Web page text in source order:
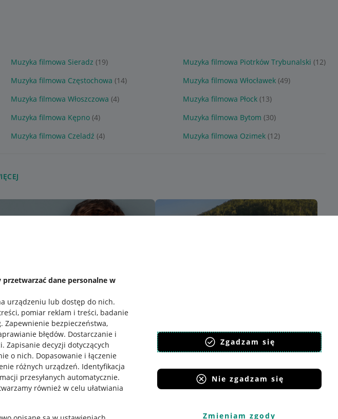
dane personalne w
urządzeniu lub dostęp do nich.
pomiar reklam i treści, badanie
. Zapewnienie bezpieczeństwa,
błędów. Dostarczanie i
. Zapisanie decyzji dotyczących
o nich. Dopasowanie i łączenie
różnych urządzeń. Identyfikacja
przesyłanych automatycznie.
również w celu ułatwiania
Zgadzam się
Nie zgadzam się
Zmieniam zgody
Muzyka filmowa Sieradz (19) Muzyka filmowa Piotrków Trybunalski (12)
Muzyka filmowa Częstochowa (14) Muzyka filmowa Włocławek (49)
Muzyka filmowa Włoszczowa (4) Muzyka filmowa Płock (13)
Muzyka filmowa Kępno (4) Muzyka filmowa Bytom (30)
Muzyka filmowa Czeladź (4) Muzyka filmowa Ozimek (12)
aplikację